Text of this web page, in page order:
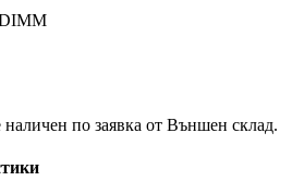
наличен по заявка от Външен склад.